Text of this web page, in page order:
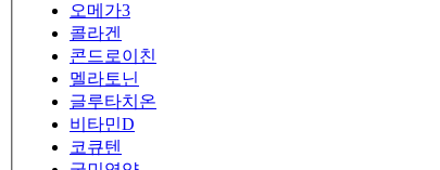
오메가3
콜라겐
콘드로이친
멜라토닌
글루타치온
비타민D
코큐텐